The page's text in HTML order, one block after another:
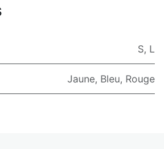
S, L
Jaune, Bleu, Rouge